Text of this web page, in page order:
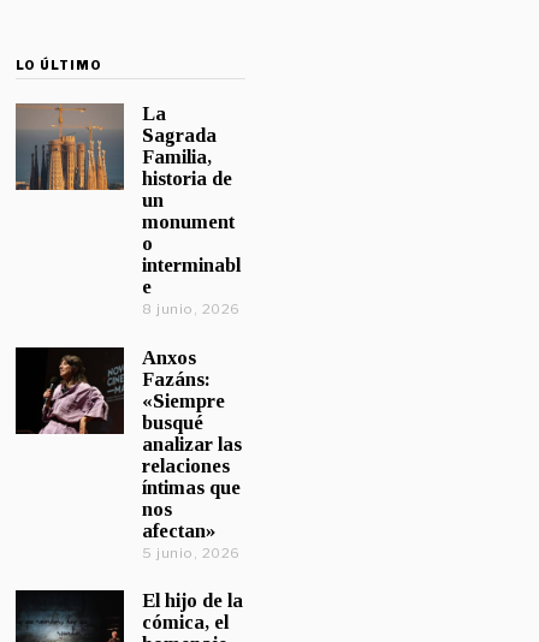
LO ÚLTIMO
La
Sagrada
Familia,
historia de
un
monument
o
interminabl
e
8 junio, 2026
Anxos
Fazáns:
«Siempre
busqué
analizar las
relaciones
íntimas que
nos
afectan»
5 junio, 2026
El hijo de la
cómica, el